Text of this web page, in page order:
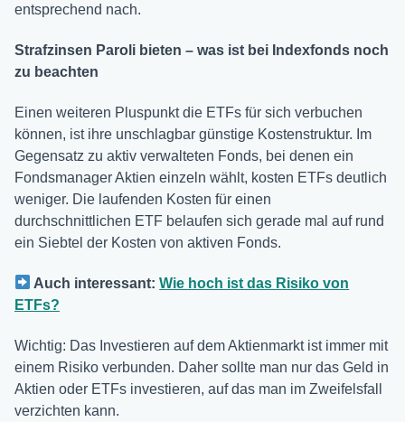
entsprechend nach.
Strafzinsen Paroli bieten – was ist bei Indexfonds noch
zu beachten
Einen weiteren Pluspunkt die ETFs für sich verbuchen
können, ist ihre unschlagbar günstige Kostenstruktur. Im
Gegensatz zu aktiv verwalteten Fonds, bei denen ein
Fondsmanager Aktien einzeln wählt, kosten ETFs deutlich
weniger. Die laufenden Kosten für einen
durchschnittlichen ETF belaufen sich gerade mal auf rund
ein Siebtel der Kosten von aktiven Fonds.
Auch interessant:Wie hoch ist das Risiko von
ETFs?
Wichtig: Das Investieren auf dem Aktienmarkt ist immer mit
einem Risiko verbunden. Daher sollte man nur das Geld in
Aktien oder ETFs investieren, auf das man im Zweifelsfall
verzichten kann.